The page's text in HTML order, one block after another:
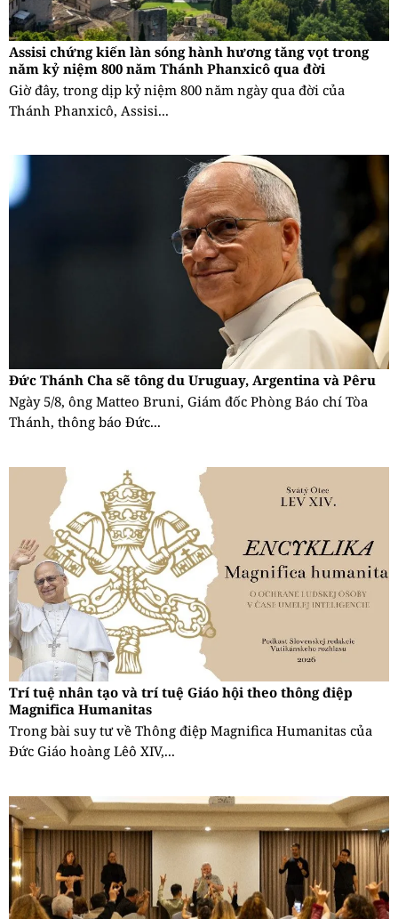
Assisi chứng kiến làn sóng hành hương tăng vọt trong
năm kỷ niệm 800 năm Thánh Phanxicô qua đời
Giờ đây, trong dịp kỷ niệm 800 năm ngày qua đời của
Thánh Phanxicô, Assisi...
Đức Thánh Cha sẽ tông du Uruguay, Argentina và Pêru
Ngày 5/8, ông Matteo Bruni, Giám đốc Phòng Báo chí Tòa
Thánh, thông báo Đức...
Trí tuệ nhân tạo và trí tuệ Giáo hội theo thông điệp
Magnifica Humanitas
Trong bài suy tư về Thông điệp Magnifica Humanitas của
Đức Giáo hoàng Lêô XIV,...